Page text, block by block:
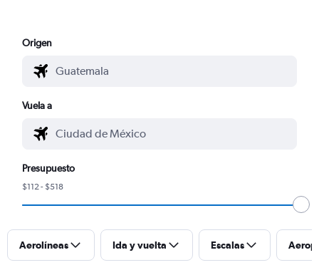
Origen
Vuela a
Presupuesto
$112 - $518
Aerolíneas Ida y vuelta Escalas